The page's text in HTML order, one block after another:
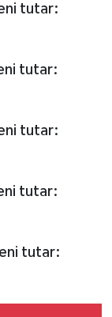
tutar:
tutar:
tutar:
tutar:
tutar: